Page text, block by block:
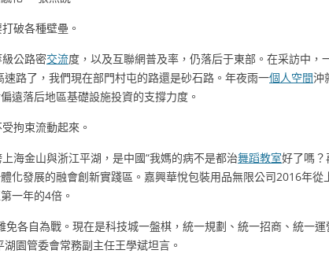
破各種壁壘。
公路密交流度，以及互聯網普及率，仍落后于東部。在采訪中
速路了，我們現在部門村屯的路還是砂石路。年夜雨一個人空間沖
遠落后地區基礎設施投資的支撐力度。
拘束流動起來。
海金山與浙江平湖，是中國“我媽的病不是都治舞蹈教室好了嗎？
化發展的融會創新實踐區。嘉興華悅包裝用品無限公司2016年
一年的4倍。
免各自為戰。現在是科技城一盤棋，統一規劃、統一招商、統一
園管委會常務副主任王學斌坦言。